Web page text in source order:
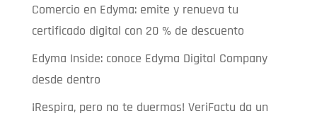
Comercio en Edyma: emite y renueva tu
certificado digital con 20 % de descuento
Edyma Inside: conoce Edyma Digital Company
desde dentro
¡Respira, pero no te duermas! VeriFactu da un